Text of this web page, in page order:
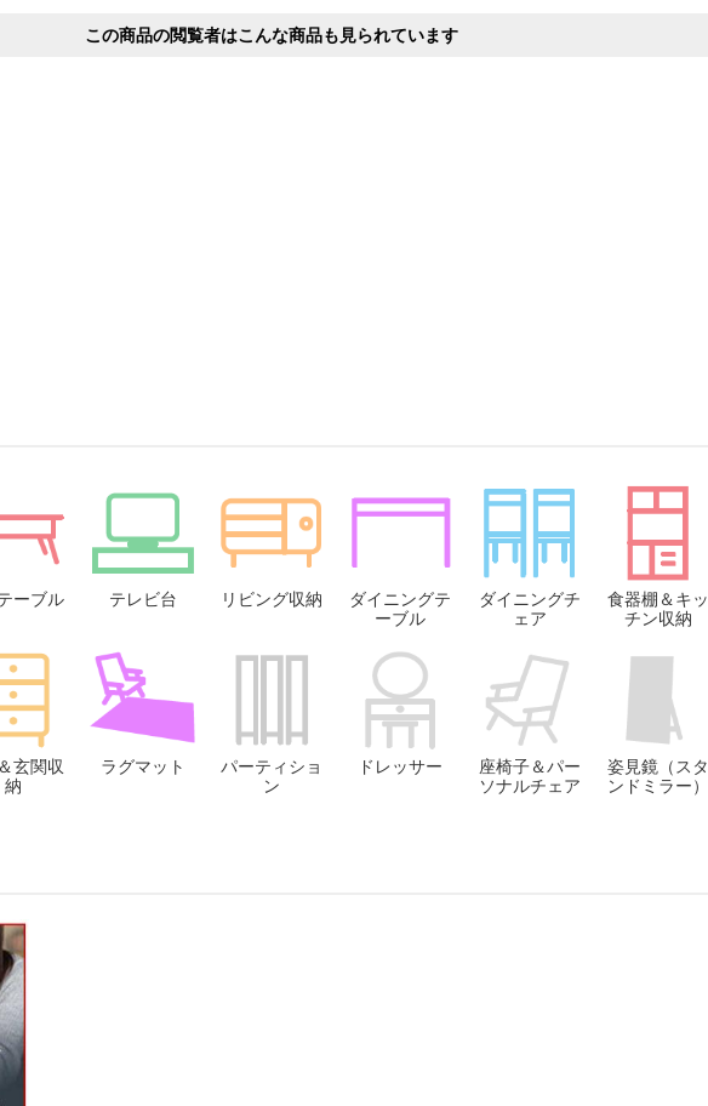
この商品の閲覧者はこんな商品も見られています
ーブル テレビ台 リビング収納
ダイニングテ
ーブル
ダイニングチ
ェア
食器棚＆キッ
チン収納
玄関収
納
ラグマット
パーティショ
ン
ドレッサー
座椅子＆パー
ソナルチェア
姿見鏡（スタ
ンドミラー）